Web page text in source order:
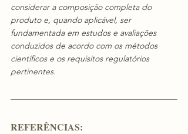
considerar a composição completa do
produto e, quando aplicável, ser
fundamentada em estudos e avaliações
conduzidos de acordo com os métodos
científicos e os requisitos regulatórios
pertinentes.
REFERÊNCIAS: